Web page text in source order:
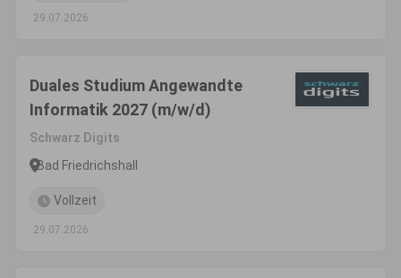
29.07.2026
Duales Studium Angewandte
Informatik 2027 (m/w/d)
Schwarz Digits
Bad Friedrichshall
Vollzeit
29.07.2026